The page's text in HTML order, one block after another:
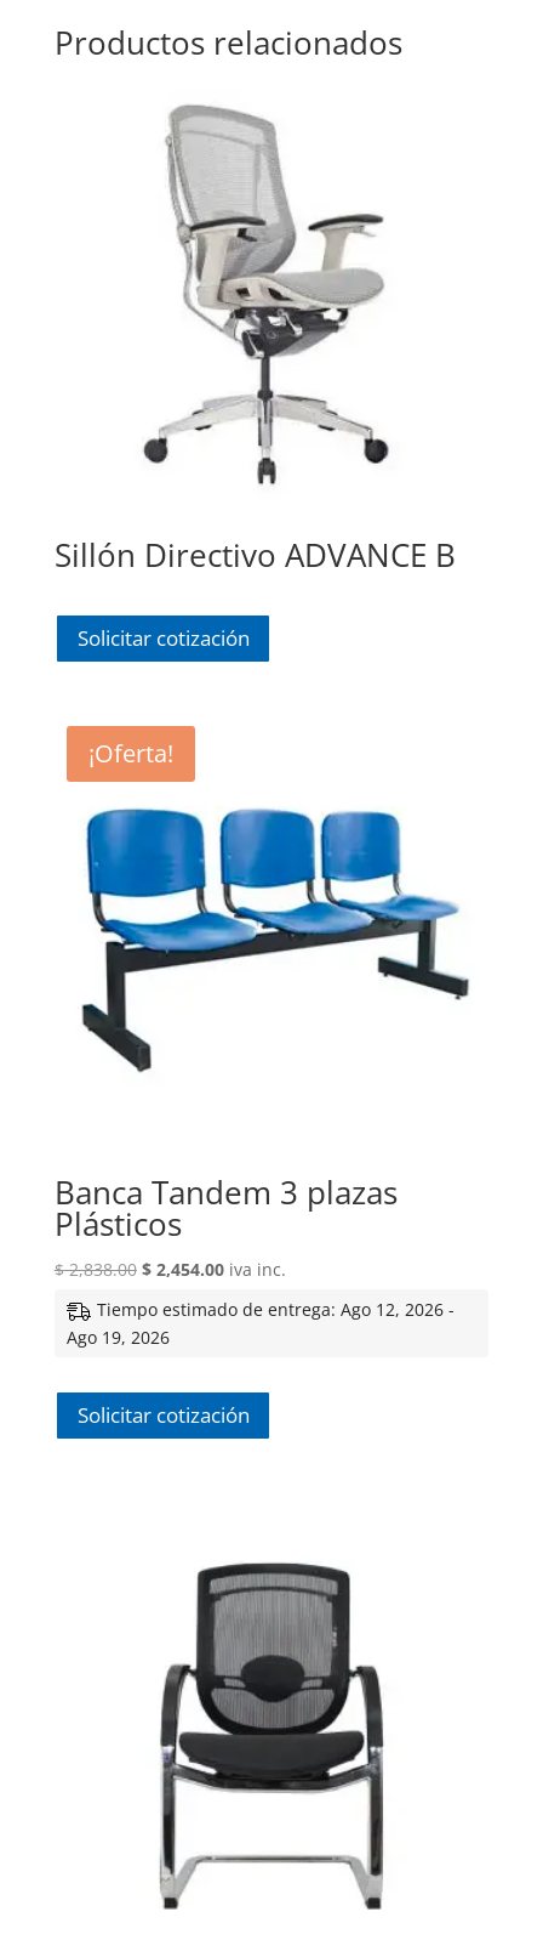
Productos relacionados
Sillón Directivo ADVANCE B
Solicitar cotización
¡Oferta!
Banca Tandem 3 plazas
Plásticos
$2,838.00 El
original
era:
$2,454.00El
actual
iva inc.
Tiempo estimado de entrega: Ago 12, 2026 -
Ago 19, 2026
Solicitar cotización